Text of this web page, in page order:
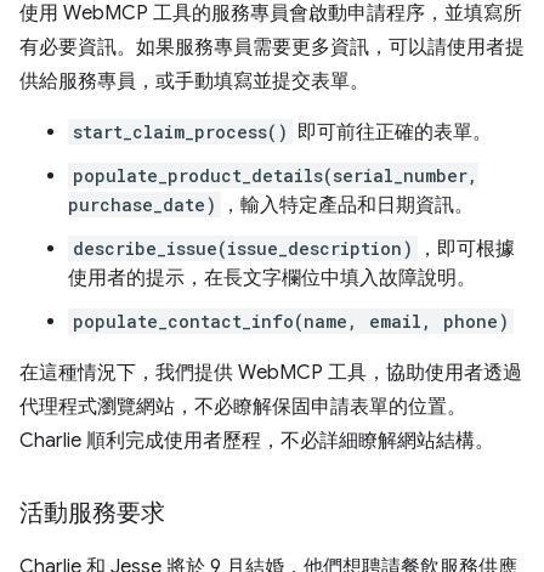
使用 WebMCP 工具的服務專員會啟動申請程序，並填寫所
有必要資訊。如果服務專員需要更多資訊，可以請使用者提
供給服務專員，或手動填寫並提交表單。
start_claim_process() 即可前往正確的表單。
populate_product_details(serial_number,
purchase_date)
，輸入特定產品和日期資訊。
describe_issue(issue_description)
，即可根據
使用者的提示，在長文字欄位中填入故障說明。
populate_contact_info(name, email, phone)
在這種情況下，我們提供 WebMCP 工具，協助使用者透過
代理程式瀏覽網站，不必瞭解保固申請表單的位置。
Charlie 順利完成使用者歷程，不必詳細瞭解網站結構。
活動服務要求
Charlie 和 Jesse 將於 9 月結婚，他們想聘請餐飲服務供應